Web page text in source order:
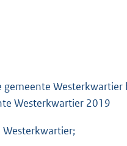
gemeente
Westerkwartier 2019
Westerkwartier;